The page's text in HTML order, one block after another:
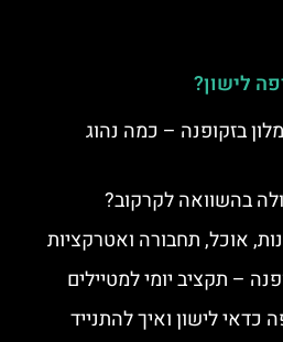
לישון?
בזקופנה – כמה נהוג
בהשוואה לקרקוב?
אוכל, תחבורה ואטרקציות
– תקציב יומי למטיילים
לישון ואיך להתנייד